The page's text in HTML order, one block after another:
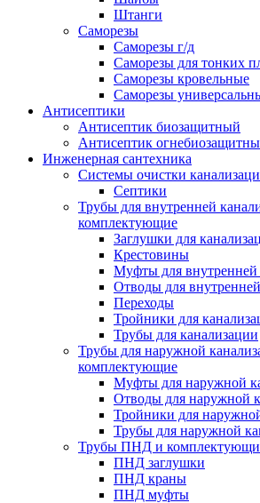
Штанги
Саморезы
Саморезы г/д
Саморезы для тонких
Саморезы кровельные
Саморезы
Антисептики
Антисептик биозащитный
Антисептик
Инженерная сантехника
Системы очистки
Септики
Трубы для внутренней
комплектующие
Заглушки для
Крестовины
Муфты для внутренней
Отводы для
Переходы
Тройники для
Трубы для канализации
Трубы для наружной
комплектующие
Муфты для наружной
Отводы для наружной
Тройники для
Трубы для наружной
Трубы ПНД и
ПНД заглушки
ПНД краны
ПНД муфты